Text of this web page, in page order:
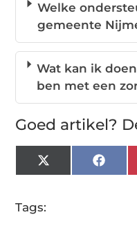
Welke
gemeente
Wat kan ik
ben met een
Goed artikel?
X
(Twitter)
Tags: